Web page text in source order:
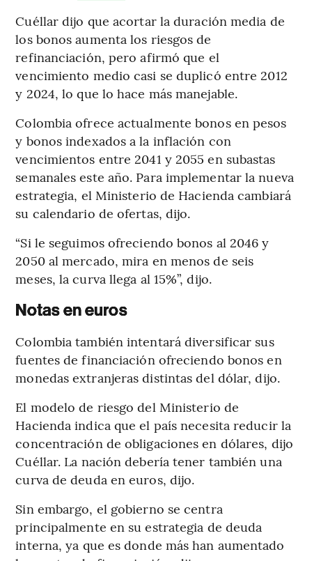
Cuéllar dijo que acortar la duración media de
los bonos aumenta los riesgos de
refinanciación, pero afirmó que el
vencimiento medio casi se duplicó entre 2012
y 2024, lo que lo hace más manejable.
Colombia ofrece actualmente bonos en pesos
y bonos indexados a la inflación con
vencimientos entre 2041 y 2055 en subastas
semanales este año. Para implementar la nueva
estrategia, el Ministerio de Hacienda cambiará
su calendario de ofertas, dijo.
“Si le seguimos ofreciendo bonos al 2046 y
2050 al mercado, mira en menos de seis
meses, la curva llega al 15%”, dijo.
Notas en euros
Colombia también intentará diversificar sus
fuentes de financiación ofreciendo bonos en
monedas extranjeras distintas del dólar, dijo.
El modelo de riesgo del Ministerio de
Hacienda indica que el país necesita reducir la
concentración de obligaciones en dólares, dijo
Cuéllar. La nación debería tener también una
curva de deuda en euros, dijo.
Sin embargo, el gobierno se centra
principalmente en su estrategia de deuda
interna, ya que es donde más han aumentado